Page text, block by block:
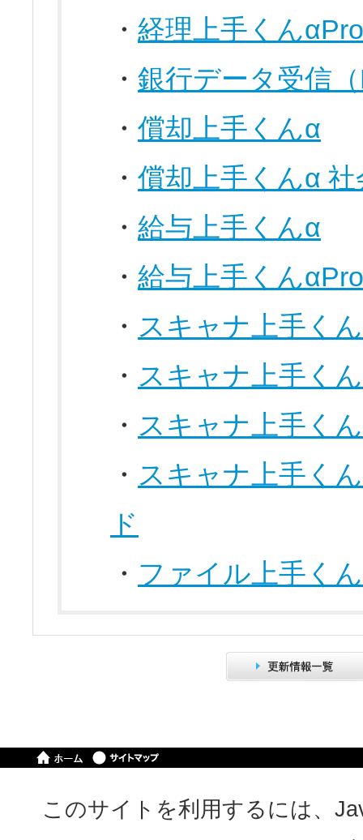
・ 経理上手くん
・ 銀行データ受信
・ 償却上手くんα
・ 償却上手くんα
・ 給与上手くんα
・ 給与上手くん
・ スキャナ上手く
・ スキャナ上手く
・ スキャナ上手く
・ スキャナ上手く
ド
・ ファイル上手く
このサイトを利用するには、